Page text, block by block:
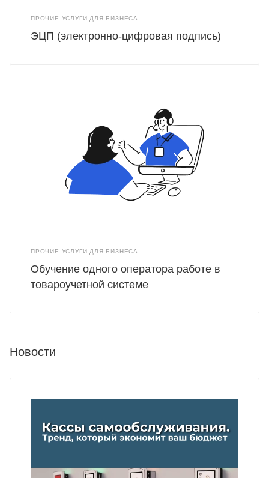
ПРОЧИЕ УСЛУГИ ДЛЯ БИЗНЕСА
ЭЦП (электронно-цифровая подпись)
ПРОЧИЕ УСЛУГИ ДЛЯ БИЗНЕСА
Обучение одного оператора работе в
товароучетной системе
Новости